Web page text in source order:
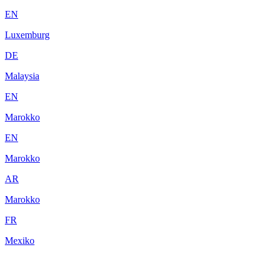
EN
Luxemburg
DE
Malaysia
EN
Marokko
EN
Marokko
AR
Marokko
FR
Mexiko